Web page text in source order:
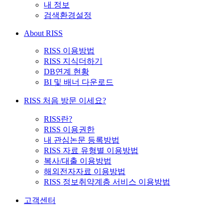
내 정보
검색환경설정
About RISS
RISS 이용방법
RISS 지식더하기
DB연계 현황
BI 및 배너 다운로드
RISS 처음 방문 이세요?
RISS란?
RISS 이용권한
내 관심논문 등록방법
RISS 자료 유형별 이용방법
복사/대출 이용방법
해외전자자료 이용방법
RISS 정보취약계층 서비스 이용방법
고객센터